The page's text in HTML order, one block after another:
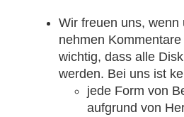
Wir freuen uns, wenn
nehmen
wichtig, dass alle
werden. Bei uns ist
jede Form von
aufgrund von